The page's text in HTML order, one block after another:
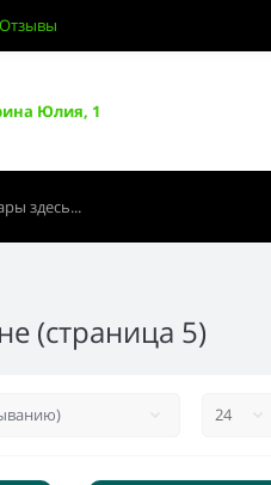
Отзывы
Юлия, 1
(страница 5)